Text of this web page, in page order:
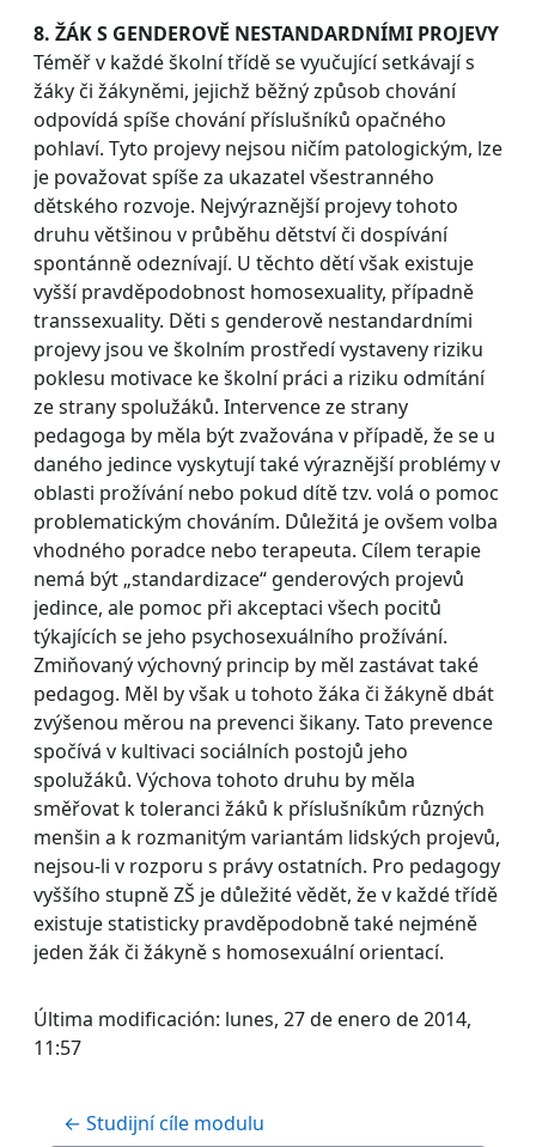
8. ŽÁK S GENDEROVĚ NESTANDARDNÍMI PROJEVY
Téměř v každé školní třídě se vyučující setkávají s
žáky či žákyněmi, jejichž běžný způsob chování
odpovídá spíše chování příslušníků opačného
pohlaví. Tyto projevy nejsou ničím patologickým, lze
je považovat spíše za ukazatel všestranného
dětského rozvoje. Nejvýraznější projevy tohoto
druhu většinou v průběhu dětství či dospívání
spontánně odeznívají. U těchto dětí však existuje
vyšší pravděpodobnost homosexuality, případně
transsexuality. Děti s genderově nestandardními
projevy jsou ve školním prostředí vystaveny riziku
poklesu motivace ke školní práci a riziku odmítání
ze strany spolužáků. Intervence ze strany
pedagoga by měla být zvažována v případě, že se u
daného jedince vyskytují také výraznější problémy v
oblasti prožívání nebo pokud dítě tzv. volá o pomoc
problematickým chováním. Důležitá je ovšem volba
vhodného poradce nebo terapeuta. Cílem terapie
nemá být „standardizace“ genderových projevů
jedince, ale pomoc při akceptaci všech pocitů
týkajících se jeho psychosexuálního prožívání.
Zmiňovaný výchovný princip by měl zastávat také
pedagog. Měl by však u tohoto žáka či žákyně dbát
zvýšenou měrou na prevenci šikany. Tato prevence
spočívá v kultivaci sociálních postojů jeho
spolužáků. Výchova tohoto druhu by měla
směřovat k toleranci žáků k příslušníkům různých
menšin a k rozmanitým variantám lidských projevů,
nejsou-li v rozporu s právy ostatních. Pro pedagogy
vyššího stupně ZŠ je důležité vědět, že v každé třídě
existuje statisticky pravděpodobně také nejméně
jeden žák či žákyně s homosexuální orientací.
Última modificación: lunes, 27 de enero de 2014,
11:57
← Studijní cíle modulu